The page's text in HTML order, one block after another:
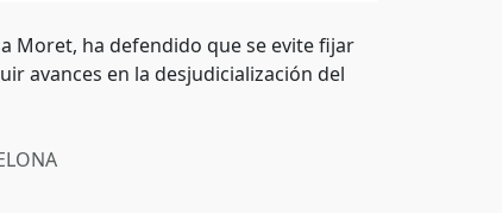
Moret, ha defendido que se evite fijar
avances en la desjudicialización del